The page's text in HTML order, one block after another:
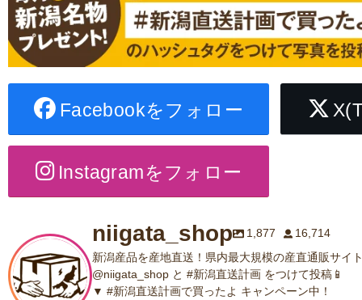
Facebookをフォロー
Instagramをフォロー
niigata_shop 1,877
16,714
新潟産品を産地直送！県内最大規模の産直通販サイ
@niigata_shop と #新潟直送計画 をつけて投稿📱
▼ #新潟直送計画で買ったよ キャンペーン中！